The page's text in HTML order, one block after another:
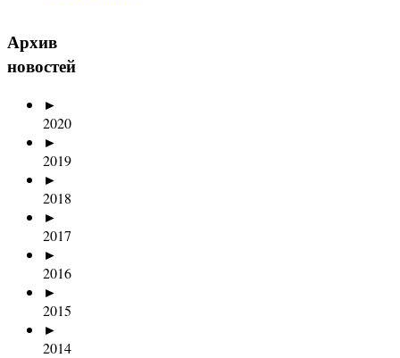
Архив
новостей
►
2020
►
2019
►
2018
►
2017
►
2016
►
2015
►
2014